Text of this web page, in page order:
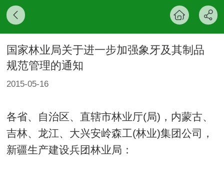
国家林业局关于进一步加强象牙及其制品
规范管理的通知
2015-05-16
各省、自治区、直辖市林业厅(局)，内蒙古、
吉林、龙江、大兴安岭森工(林业)集团公司，
新疆生产建设兵团林业局：